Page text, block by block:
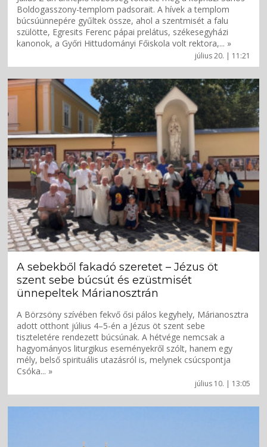
július 20. | 11:21
Boldogasszony-templom padsorait. A hívek a templom
búcsúünnepére gyűltek össze, ahol a szentmisét a falu
szülötte, Egresits Ferenc pápai prelátus, székesegyházi
kanonok, a Győri Hittudományi Főiskola volt rektora,... »
július 10. | 13:05
A sebekből fakadó szeretet – Jézus öt
szent sebe búcsút és ezüstmisét
ünnepeltek Márianosztrán
A Börzsöny szívében fekvő ősi pálos kegyhely, Márianosztra
adott otthont július 4–5-én a Jézus öt szent sebe
tiszteletére rendezett búcsúnak. A hétvége nemcsak a
hagyományos liturgikus eseményekről szólt, hanem egy
mély, belső spirituális utazásról is, melynek csúcspontja
Csóka... »